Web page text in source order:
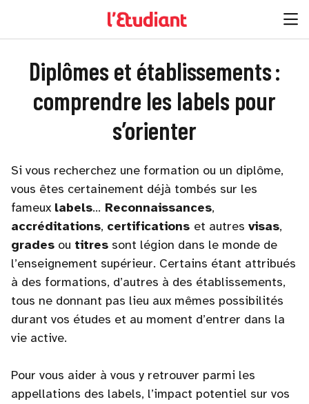
Diplômes et établissements :
comprendre les labels pour
s’orienter
Si vous recherchez une formation ou un diplôme,
vous êtes certainement déjà tombés sur les
fameux labels… Reconnaissances,
accréditations, certifications et autres visas,
grades ou titres sont légion dans le monde de
l’enseignement supérieur. Certains étant attribués
à des formations, d’autres à des établissements,
tous ne donnant pas lieu aux mêmes possibilités
durant vos études et au moment d’entrer dans la
vie active.
Pour vous aider à vous y retrouver parmi les
appellations des labels, l’impact potentiel sur vos